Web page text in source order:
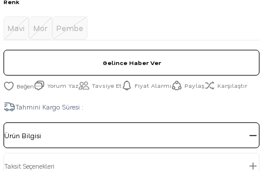
Renk
Mavi Mor Pembe
Gelince Haber Ver
Yorum Yaz Tavsiye Et Fiyat Alarmı Paylaş Karşılaştır
Tahmini Kargo Süresi :
Ürün Bilgisi
Taksit Seçenekleri